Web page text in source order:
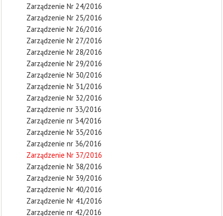
Zarządzenie Nr 24/2016
Zarządzenie Nr 25/2016
Zarządzenie Nr 26/2016
Zarządzenie Nr 27/2016
Zarządzenie Nr 28/2016
Zarządzenie Nr 29/2016
Zarządzenie Nr 30/2016
Zarządzenie Nr 31/2016
Zarządzenie Nr 32/2016
Zarządzenie nr 33/2016
Zarządzenie nr 34/2016
Zarządzenie Nr 35/2016
Zarządzenie nr 36/2016
Zarządzenie Nr 37/2016
Zarządzenie Nr 38/2016
Zarządzenie Nr 39/2016
Zarządzenie Nr 40/2016
Zarządzenie Nr 41/2016
Zarządzenie nr 42/2016